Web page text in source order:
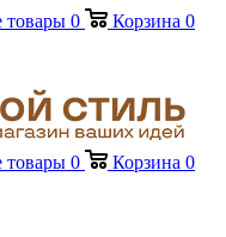
товары 0 Корзина 0
товары 0 Корзина 0